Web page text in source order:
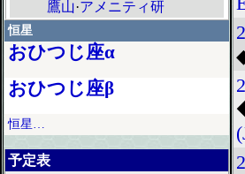
鷹山·アメニティ研
恒星
おひつじ座α
おひつじ座β
恒星…
予定表